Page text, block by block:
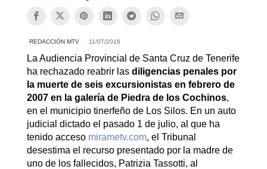
REDACCIÓN MTV 11/07/2016
La Audiencia Provincial de Santa Cruz de Tenerife
ha rechazado reabrir las diligencias penales por
la muerte de seis excursionistas en febrero de
2007 en la galería de Piedra de los Cochinos,
en el municipio tinerfeño de Los Silos. En un auto
judicial dictado el pasado 1 de julio, al que ha
tenido acceso mirametv.com, el Tribunal
desestima el recurso presentado por la madre de
uno de los fallecidos, Patrizia Tassotti, al